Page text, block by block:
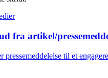
fra artikel/
pressemeddelelse til et